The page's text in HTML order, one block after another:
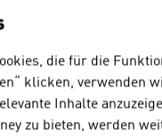
die für die
klicken, verwenden
Inhalte
zu bieten, werden